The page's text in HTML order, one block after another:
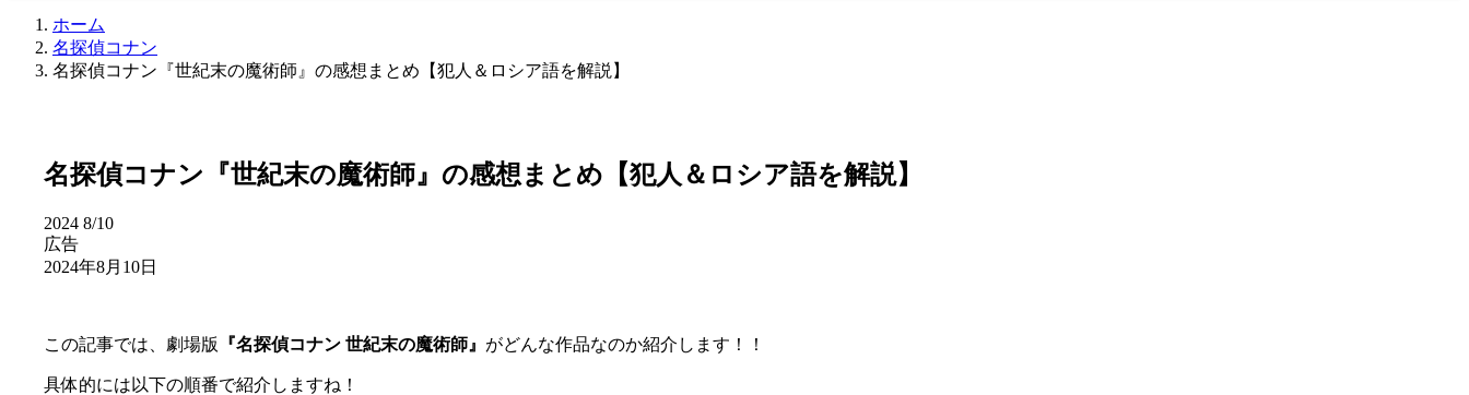
ホーム
名探偵コナン
名探偵コナン『世紀末の魔術師』の感想まとめ【犯人＆ロシア語を解説】
名探偵コナン『世紀末の魔術師』の感想まとめ【犯人＆ロシア語を解説】
2024 8/10
広告
2024年8月10日
この記事では、劇場版 『名探偵コナン 世紀末の魔術師』 がどんな作品なのか紹介します！！
具体的には以下の順番で紹介しますね！